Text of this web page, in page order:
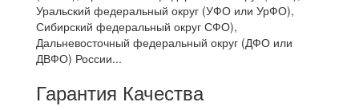
Уральский федеральный округ (УФО или УрФО),
Сибирский федеральный округ СФО),
Дальневосточный федеральный округ (ДФО или
ДВФО) России...
Гарантия Качества